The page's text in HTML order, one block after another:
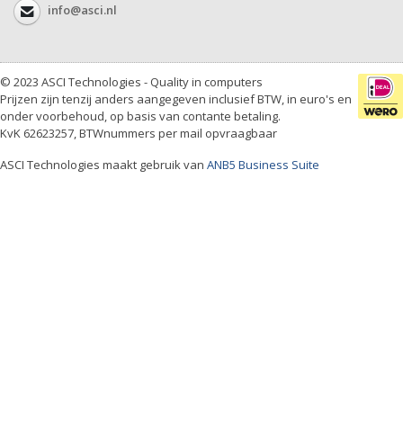
info@asci.nl
© 2023 ASCI Technologies - Quality in computers
Prijzen zijn tenzij anders aangegeven inclusief BTW, in euro's en
onder voorbehoud, op basis van contante betaling.
KvK 62623257, BTWnummers per mail opvraagbaar
ASCI Technologies maakt gebruik van ANB5 Business Suite